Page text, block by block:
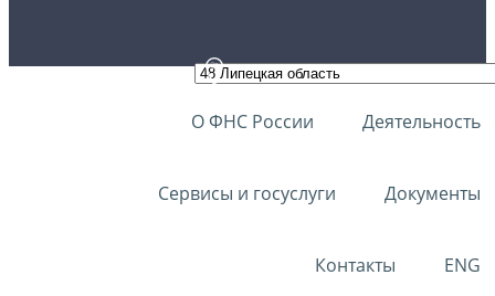
О ФНС России Деятельность
Сервисы и госуслуги Документы
Контакты ENG